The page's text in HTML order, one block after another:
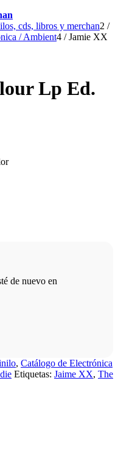
cds, libros y merchan2 /
/ Ambient4 / Jamie XX
Lp Ed.
de nuevo en
, Catálogo de Electrónica
Etiquetas: Jaime XX, The